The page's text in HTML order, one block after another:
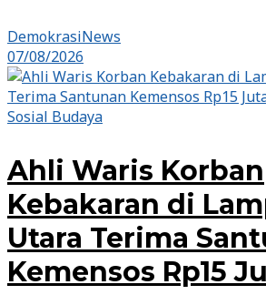
DemokrasiNews
07/08/2026
Sosial Budaya
Ahli Waris Korban
Kebakaran di
Utara Terima
Kemensos Rp15